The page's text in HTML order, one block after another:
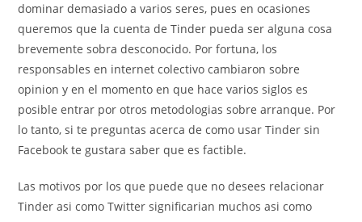
dominar demasiado a varios seres, pues en ocasiones
queremos que la cuenta de Tinder pueda ser alguna cosa
brevemente sobra desconocido. Por fortuna, los
responsables en internet colectivo cambiaron sobre
opinion y en el momento en que hace varios siglos es
posible entrar por otros metodologias sobre arranque. Por
lo tanto, si te preguntas acerca de como usar Tinder sin
Facebook te gustara saber que es factible.
Las motivos por los que puede que no desees relacionar
Tinder asi­ como Twitter significarian muchos asi­ como